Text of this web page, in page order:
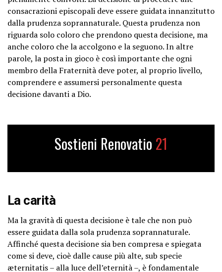
consacrazioni episcopali deve essere guidata innanzitutto
dalla prudenza soprannaturale. Questa prudenza non
riguarda solo coloro che prendono questa decisione, ma
anche coloro che la accolgono e la seguono. In altre
parole, la posta in gioco è così importante che ogni
membro della Fraternità deve poter, al proprio livello,
comprendere e assumersi personalmente questa
decisione davanti a Dio.
Sostieni Renovatio 21
La carità
Ma la gravità di questa decisione è tale che non può
essere guidata dalla sola prudenza soprannaturale.
Affinché questa decisione sia ben compresa e spiegata
come si deve, cioè dalle cause più alte, sub specie
æternitatis – alla luce dell’eternità –, è fondamentale